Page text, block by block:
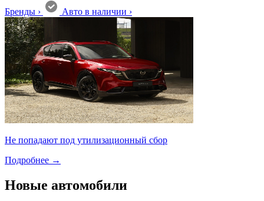
Бренды › Авто в наличии ›
Не попадают под утилизационный сбор
Подробнее →
Новые автомобили